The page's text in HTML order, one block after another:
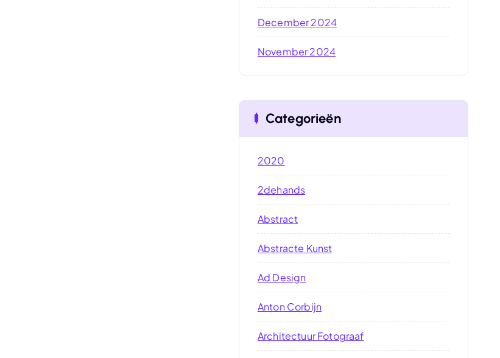
December 2024
November 2024
Categorieën
2020
2dehands
Abstract
Abstracte Kunst
Ad Design
Anton Corbijn
Architectuur Fotograaf